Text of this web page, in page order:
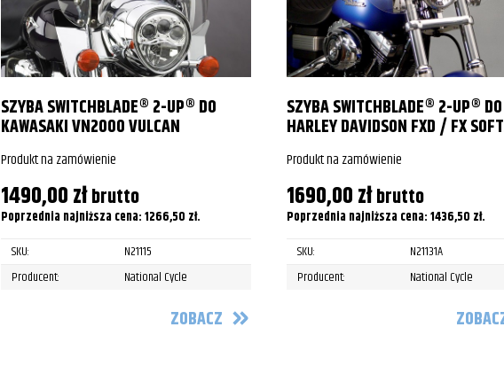
SZYBA SWITCHBLADE® 2-UP® DO
KAWASAKI VN2000 VULCAN
Produkt na zamówienie
1490,00złbrutto
Poprzednia najniższa cena:1266,50 zł.
SKU:
N21115
Producent:
National Cycle
ZOBACZ
SZYBA SWITCHBLADE® 2-UP® DO
HARLEY DAVIDSON FXD / FX
Produkt na zamówienie
1690,00złbrutto
Poprzednia najniższa cena:1436,50 zł.
SKU:
N21131A
Producent:
National Cycle